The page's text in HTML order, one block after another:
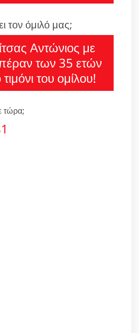
τον όμιλό μας;
Αντώνιος με
των 35 ετών
τιμόνι του ομίλου!
τώρα;